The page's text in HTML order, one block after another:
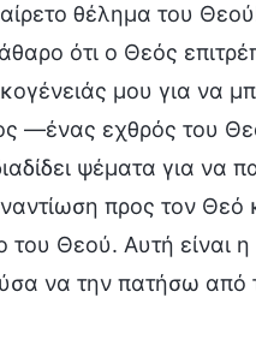
θέλημα του
ότι ο Θεός
μου για να
—ένας εχθρός του
ψέματα για να
προς τον Θεό
του Θεού. Αυτή είναι
να την πατήσω από